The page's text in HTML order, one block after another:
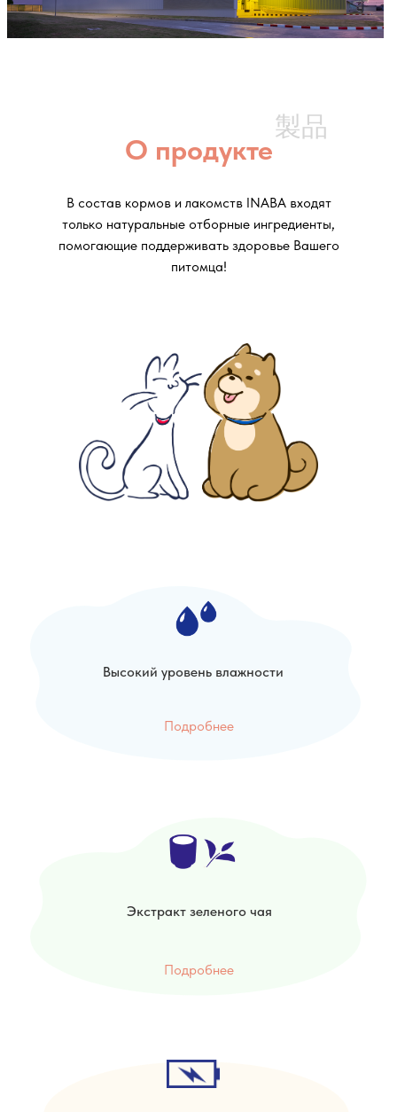
О продукте
製品
Экстракт зеленого чая
Высокий уровень влажности
Подробнее
Подробнее
В состав кормов и лакомств INABA входят
только натуральные отборные ингредиенты,
помогающие поддерживать здоровье Вашего
питомца!